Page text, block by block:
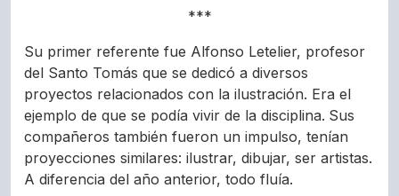
***
Su primer referente fue Alfonso Letelier, profesor
del Santo Tomás que se dedicó a diversos
proyectos relacionados con la ilustración. Era el
ejemplo de que se podía vivir de la disciplina. Sus
compañeros también fueron un impulso, tenían
proyecciones similares: ilustrar, dibujar, ser artistas.
A diferencia del año anterior, todo fluía.